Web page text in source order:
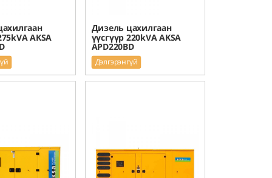
AKSA
Дизель цахилгаан
үүсгүүр 220kVA AKSA
APD220BD
Дэлгэрэнгүй